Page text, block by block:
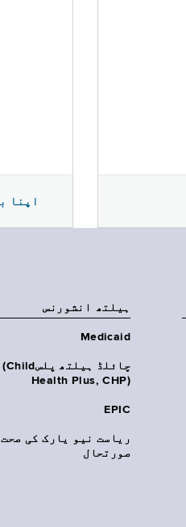
اپنا
‏ہیلتھ انشورنس
Medicaid
چائلڈ ہیلتھ پلس‎(Child
Health Plus, CHP)‎
EPIC
ریاست نیو یارک کی
صورتحال